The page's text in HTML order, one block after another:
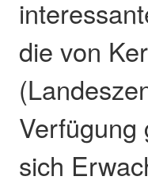
die von
Verfügung
sich